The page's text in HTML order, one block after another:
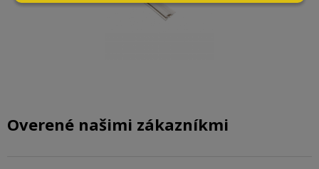
Overené našimi zákazníkmi